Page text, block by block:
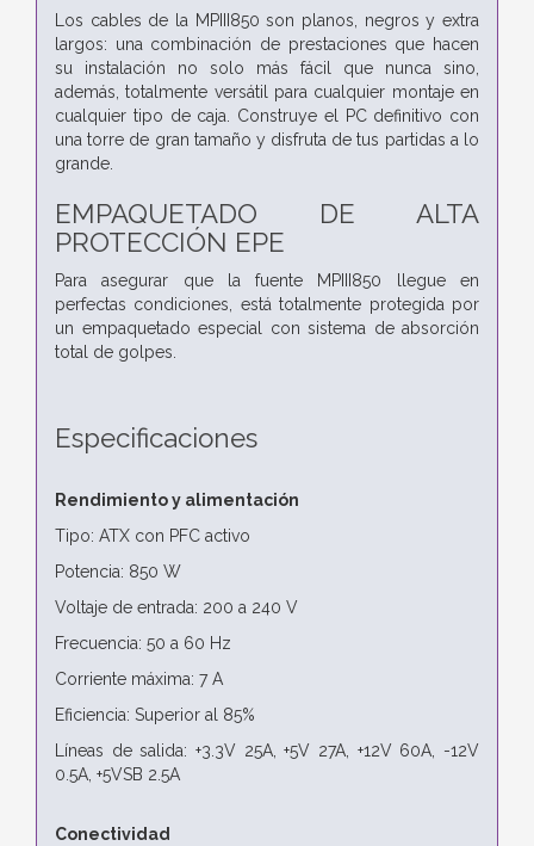
Los cables de la MPIII850 son planos, negros y extra
largos: una combinación de prestaciones que hacen
su instalación no solo más fácil que nunca sino,
además, totalmente versátil para cualquier montaje en
cualquier tipo de caja. Construye el PC definitivo con
una torre de gran tamaño y disfruta de tus partidas a lo
grande.
EMPAQUETADO DE ALTA
PROTECCIÓN EPE
Para asegurar que la fuente MPIII850 llegue en
perfectas condiciones, está totalmente protegida por
un empaquetado especial con sistema de absorción
total de golpes.
Especificaciones
Rendimiento y alimentación
Tipo: ATX con PFC activo
Potencia: 850 W
Voltaje de entrada: 200 a 240 V
Frecuencia: 50 a 60 Hz
Corriente máxima: 7 A
Eficiencia: Superior al 85%
Líneas de salida: +3.3V 25A, +5V 27A, +12V 60A, -12V
0.5A, +5VSB 2.5A
Conectividad